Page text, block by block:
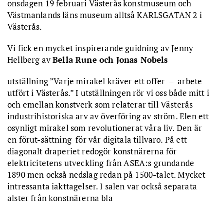
onsdagen 19 februari Västerås konstmuseum och
Västmanlands läns museum alltså KARLSGATAN 2 i
Västerås.
Vi fick en mycket inspirerande guidning av Jenny
Hellberg avBella Rune och Jonas Nobels
utställning ”Varje mirakel kräver ett offer – arbete
utfört i Västerås.” I utställningen rör vi oss både mitt i
och emellan konstverk som relaterar till Västerås
industrihistoriska arv av överföring av ström. Elen ett
osynligt mirakel som revolutionerat våra liv. Den är
en förut-sättning för vår digitala tillvaro. På ett
diagonalt draperiet redogör konstnärerna för
elektricitetens utveckling från ASEA:s grundande
1890 men också nedslag redan på 1500-talet. Mycket
intressanta iakttagelser. I salen var också separata
alster från konstnärerna bla